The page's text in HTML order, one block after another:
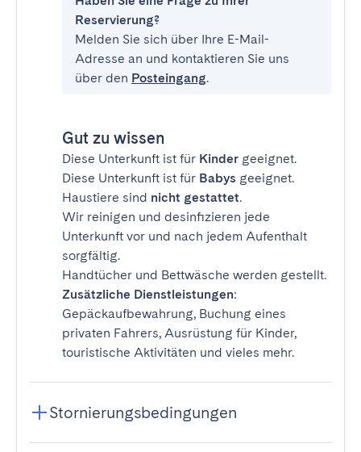
Reservierung?
Melden Sie sich über Ihre E-Mail-
Adresse an und kontaktieren Sie uns
über den Posteingang.
Gut zu wissen
Diese Unterkunft ist für Kinder geeignet.
Diese Unterkunft ist für Babys geeignet.
Haustiere sind nicht gestattet.
Wir reinigen und desinfizieren jede
Unterkunft vor und nach jedem Aufenthalt
sorgfältig.
Handtücher und Bettwäsche werden gestellt.
Zusätzliche Dienstleistungen:
Gepäckaufbewahrung, Buchung eines
privaten Fahrers, Ausrüstung für Kinder,
touristische Aktivitäten und vieles mehr.
Stornierungsbedingungen